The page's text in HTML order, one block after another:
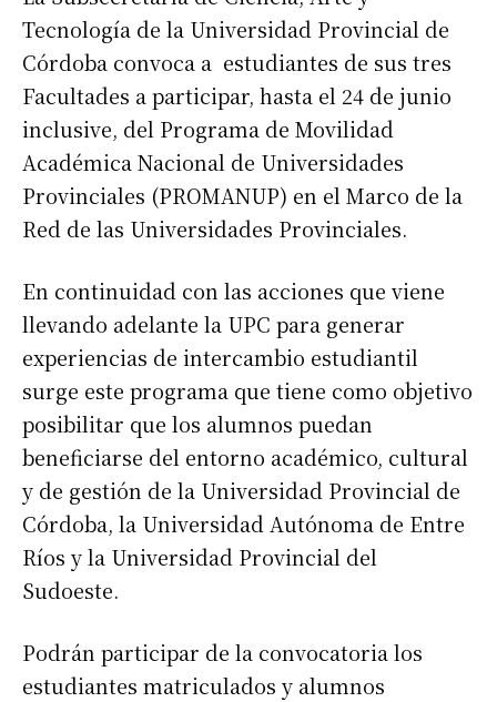
Tecnología de la Universidad Provincial de
Córdoba convoca a estudiantes de sus tres
Facultades a participar, hasta el 24 de junio
inclusive, del Programa de Movilidad
Académica Nacional de Universidades
Provinciales (PROMANUP) en el Marco de la
Red de las Universidades Provinciales.
En continuidad con las acciones que viene
llevando adelante la UPC para generar
experiencias de intercambio estudiantil
surge este programa que tiene como objetivo
posibilitar que los alumnos puedan
beneficiarse del entorno académico, cultural
y de gestión de la Universidad Provincial de
Córdoba, la Universidad Autónoma de Entre
Ríos y la Universidad Provincial del
Sudoeste.
Podrán participar de la convocatoria los
estudiantes matriculados y alumnos